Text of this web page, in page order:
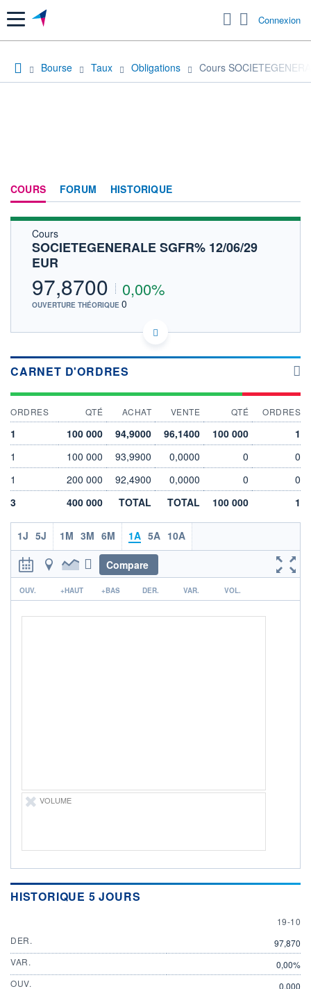
Menu Connexion
Bourse Taux Obligations Cours
COURS FORUM HISTORIQUE
Cours
SOCIETEGENERALE SGFR% 12/06/29
EUR
97,8700 0,00%
OUVERTURE THÉORIQUE 0
FR0014001GA9 SGFA
Politique d'exécution
+ HAUT
0,0000
+ BAS
0,0000
VOLUME
0
DERNIER ÉCHANGE
19.10.21 / 14:48:13
LIMITE À LA
BAISSE
LIMITE À LA
HAUSSE
ÉLIGIBILITÉ
Non éligible
Boursobank
+ PORTEFEUILLE
CARNET D'ORDRES
ORDRES QTÉ ACHAT VENTE QTÉ ORDRES
1 100 000 94,9000 96,1400 100 000
1
1
100 000 93,9900 0,0000 0
0
1
200 000 92,4900 0,0000 0
0
3
400 000 TOTAL TOTAL 100 000 1
1J 5J 1M 3M 6M 1A 5A 10A
Compare
r
OUV. +HAUT +BAS DER. VAR. VOL.
VOLUME
HISTORIQUE 5 JOURS
19
19-10
DER.
97,870
VAR.
0,00%
OUV.
0,000